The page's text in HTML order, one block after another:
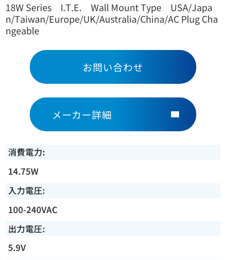
18W Series I.T.E. Wall Mount Type USA/Japa
n/Taiwan/Europe/UK/Australia/China/AC Plug Cha
ngeable
お問い合わせ
メーカー詳細
消費電力:
14.75W
入力電圧:
100-240VAC
出力電圧:
5.9V